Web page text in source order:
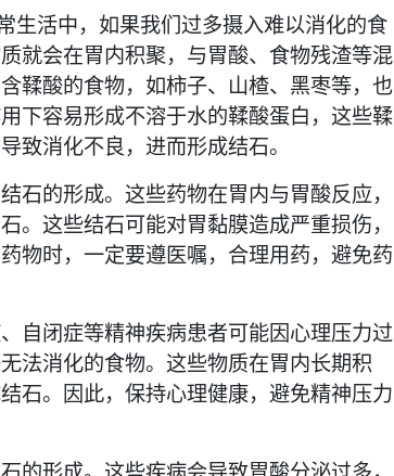
生活中，如果我们过多摄入难以消化的食
就会在胃内积聚，与胃酸、食物残渣等混
鞣酸的食物，如柿子、山楂、黑枣等，也
下容易形成不溶于水的鞣酸蛋白，这些鞣
致消化不良，进而形成结石。
石的形成。这些药物在胃内与胃酸反应，
。这些结石可能对胃黏膜造成严重损伤，
物时，一定要遵医嘱，合理用药，避免药
自闭症等精神疾病患者可能因心理压力过
法消化的食物。这些物质在胃内长期积
石。因此，保持心理健康，避免精神压力